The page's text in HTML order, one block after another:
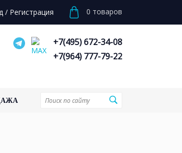
/ Регистрация 0 товаров
+7(495) 672-34-08
+7(964) 777-79-22